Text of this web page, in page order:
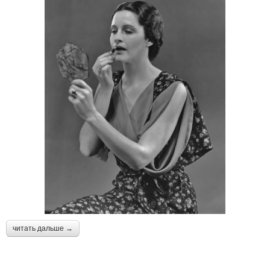
читать дальше →